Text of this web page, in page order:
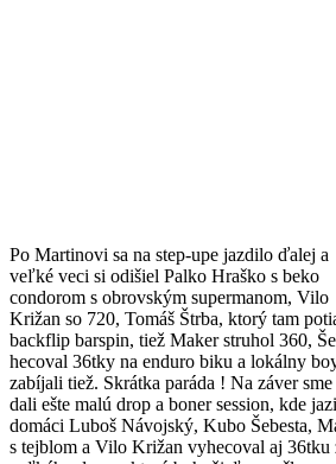
Po Martinovi sa na step-upe jazdilo ďalej a
veľké veci si odišiel Palko Hraško s beko
condorom s obrovským supermanom, Vilo
Križan so 720, Tomáš Štrba, ktorý tam
backflip barspin, tiež Maker struhol 360,
hecoval 36tky na enduro biku a lokálny
zabíjali tiež. Skrátka paráda ! Na záver sme
dali ešte malú drop a boner session, kde
domáci Luboš Návojský, Kubo Šebesta,
s tejblom a Vilo Križan vyhecoval aj 36tku